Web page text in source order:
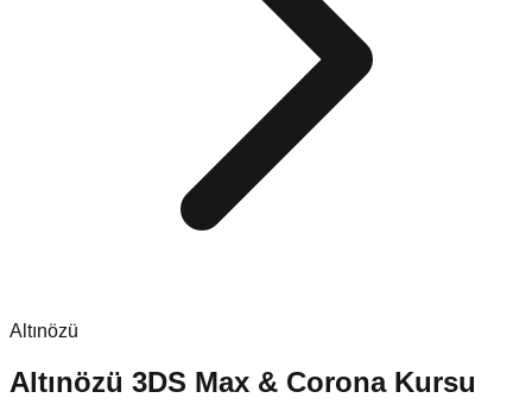
Altınözü
Altınözü 3DS Max & Corona Kursu